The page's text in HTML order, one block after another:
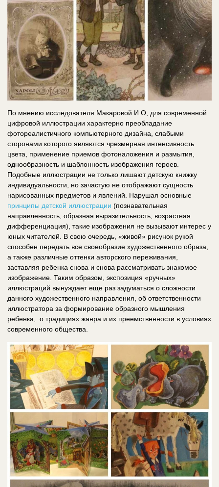
По мнению исследователя Макаровой И.О, для современной
цифровой иллюстрации характерно преобладание
фотореалистичного компьютерного дизайна, слабыми
сторонами которого являются чрезмерная интенсивность
цвета, применение приемов фотоналожения и размытия,
однообразность и шаблонность изображения героев.
Подобные иллюстрации не только лишают детскую книжку
индивидуальности, но зачастую не отображают сущность
нарисованных предметов и явлений. Нарушая основные
принципы детской иллюстрации (познавательная
направленность, образная выразительность, возрастная
дифференциация), такие изображения не вызывают интерес у
юных читателей. В свою очередь, «живой» рисунок рукой
способен передать все своеобразие художественного образа,
а также различные оттенки авторского переживания,
заставляя ребенка снова и снова рассматривать знакомое
изображение. Таким образом, экспозиция «ручных»
иллюстраций вынуждает еще раз задуматься о сложности
данного художественного направления, об ответственности
иллюстратора за формирование образного мышления
ребенка, о традициях жанра и их преемственности в условиях
современного общества.